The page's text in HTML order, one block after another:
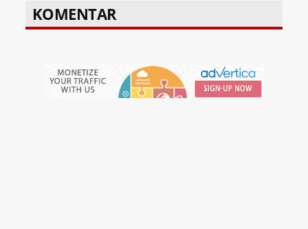
KOMENTAR